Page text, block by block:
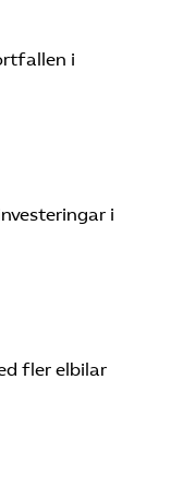
i
i
fler elbilar